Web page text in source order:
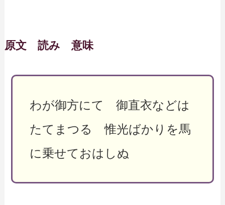
原文 読み 意味
わが御方にて 御直衣などは
たてまつる 惟光ばかりを馬
に乗せておはしぬ